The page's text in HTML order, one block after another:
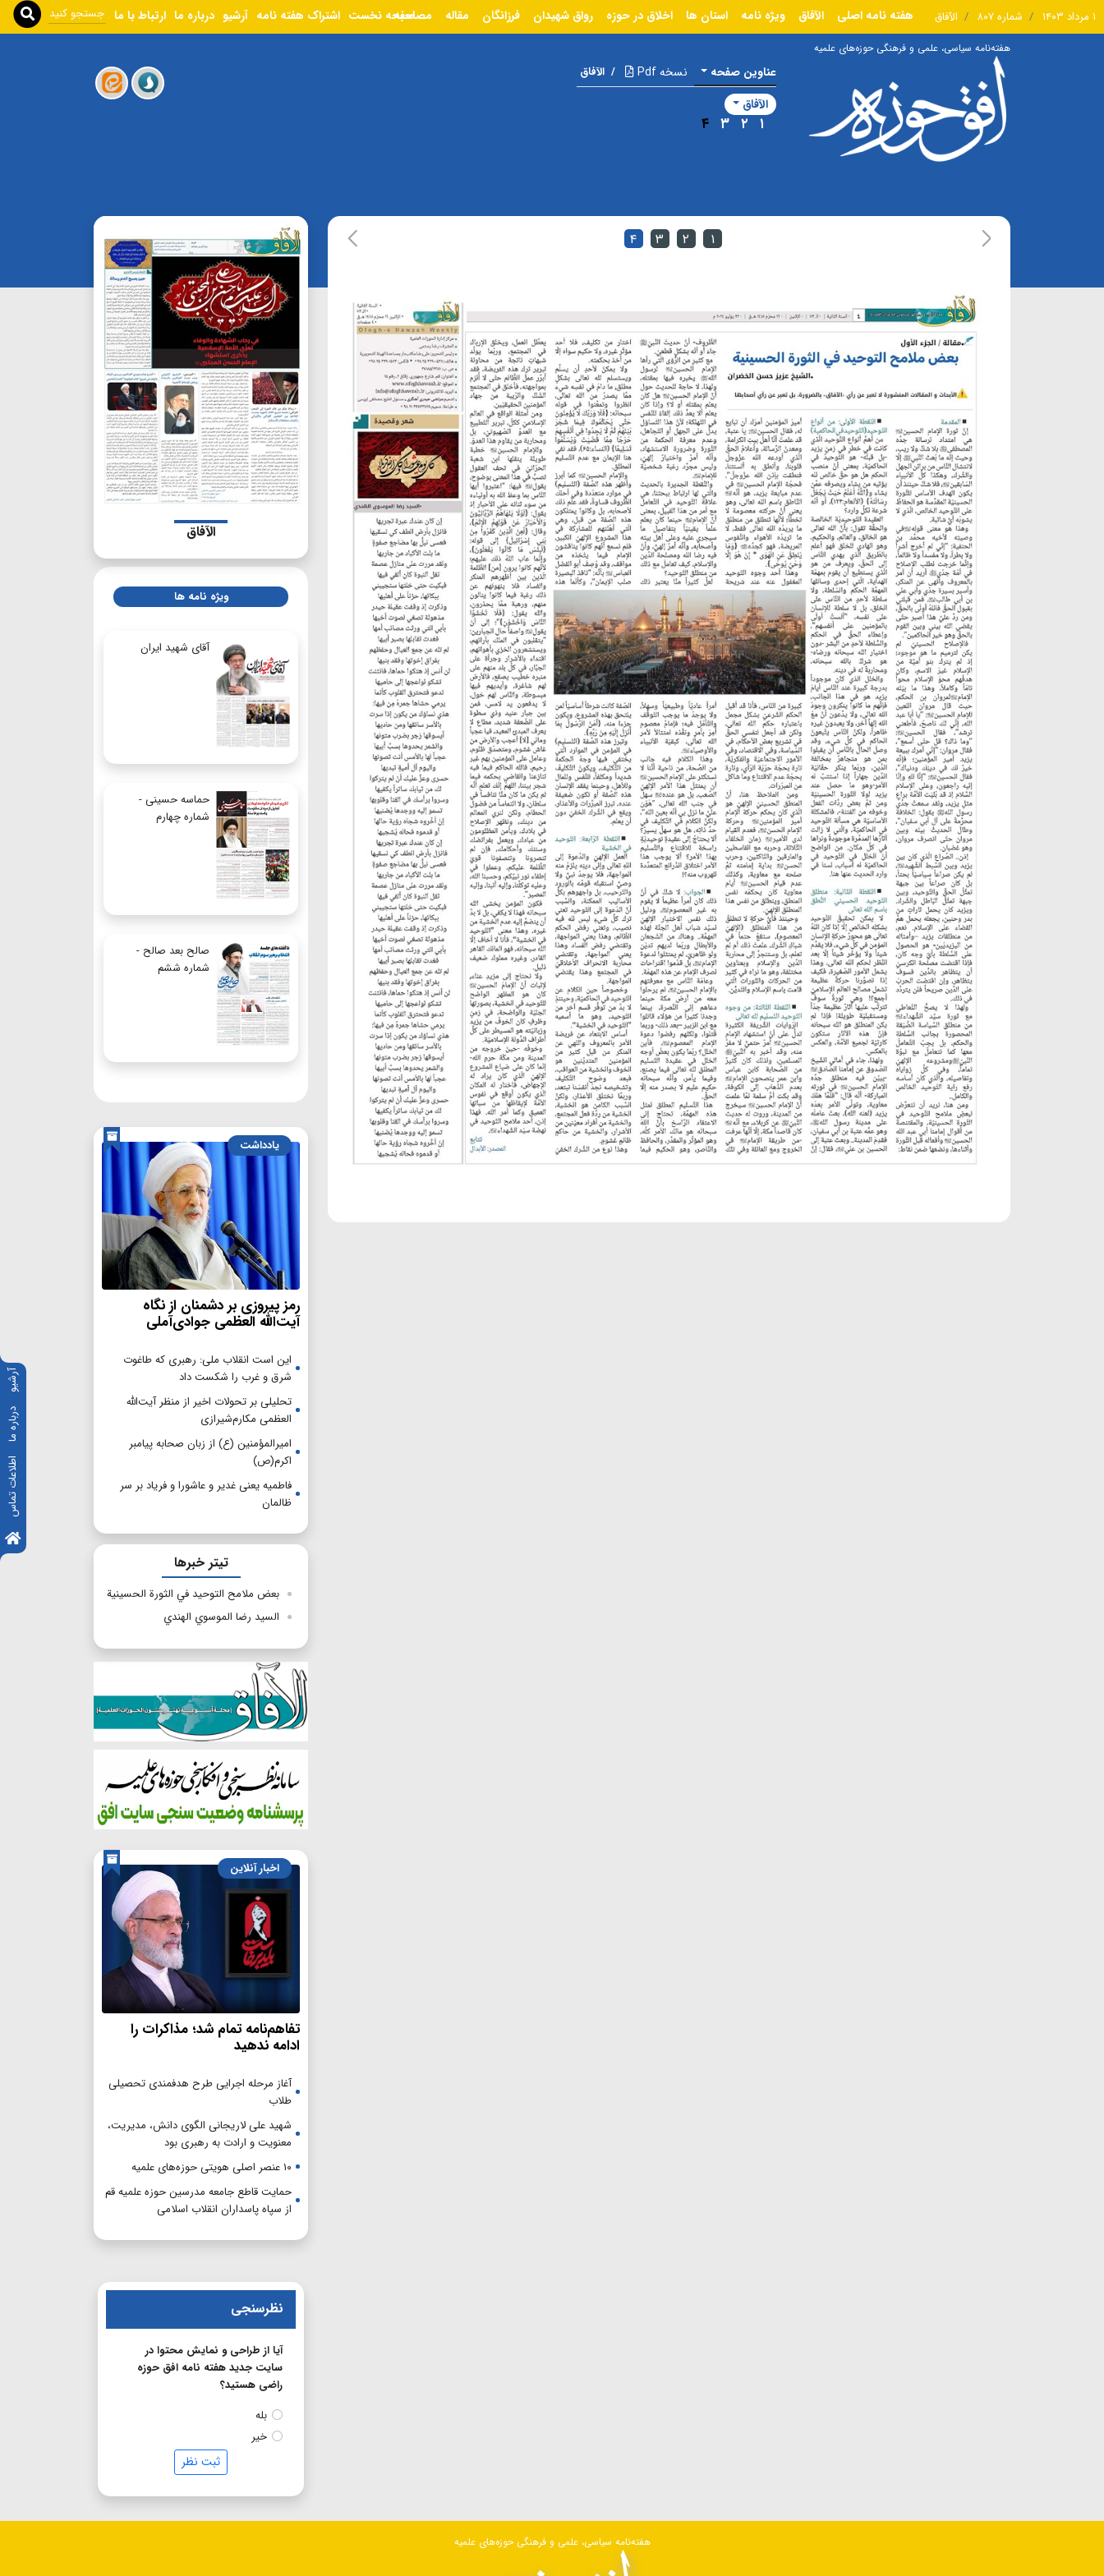
آرشیو
درباره ما
اطلاعات تماس
۱ مرداد ۱۴۰۳ شماره ۸۰۷ الآفاق هفته نامه اصلی الآفاق ویژه نامه استان ها اخلاق در حوزه رواق شهیدان فرزانگان مقاله مصاحبه
صفحه نخست اشتراک هفته نامه آرشیو درباره ما ارتباط با ما
هفته‌نامه سیاسی، علمی و فرهنگی حوزه‌های علمیه
عناوین صفحه نسخه Pdf / الآفاق
الآفاق
۱ ۲ ۳ ۴
۱ ۲ ۳ ۴
الآفاق
ویژه نامه ها
آقای شهید ایران
حماسه حسینی -
شماره چهارم
صالح بعد صالح -
شماره ششم
یادداشت
رمز پیروزی بر دشمنان از نگاه
آیت‌الله العظمی جوادی‌آملی
این است انقلاب ملی: رهبری که طاغوت
شرق و غرب را شکست داد
تحلیلی بر تحولات اخیر از منظر آیت‌الله
العظمی مکارم‌شیرازی
امیرالمؤمنین (ع) از زبان صحابه پیامبر
اکرم(ص)
فاطمیه یعنی غدیر و عاشورا و فریاد بر سر
ظالمان
تیتر خبرها
بعض ملامح التوحيد في الثورة الحسينية
السيد رضا الموسوي الهندي
اخبار آنلاین
تفاهم‌نامه تمام شد؛ مذاکرات را
ادامه ندهید
آغاز مرحله اجرایی طرح هدفمندی تحصیلی
طلاب
شهید علی لاریجانی الگوی دانش، مدیریت،
معنویت و ارادت به رهبری بود
۱۰ عنصر اصلی هویتی حوزه‌های علمیه
حمایت قاطع جامعه مدرسین حوزه علمیه قم
از سپاه پاسداران انقلاب اسلامی
نظرسنجی
آیا از طراحی و نمایش محتوا در
سایت جدید هفته نامه افق حوزه
راضی هستید؟
بله
خیر
ثبت نظر
هفته‌نامه سیاسی، علمی و فرهنگی حوزه‌های علمیه